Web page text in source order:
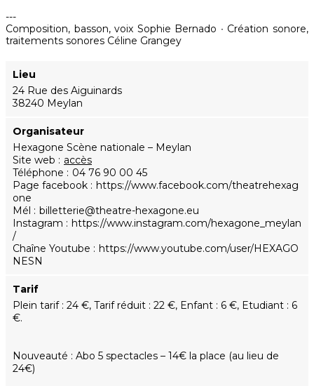
---
Composition, basson, voix Sophie Bernado ∙ Création sonore,
traitements sonores Céline Grangey
Lieu
24 Rue des Aiguinards
38240 Meylan
Organisateur
Hexagone Scène nationale – Meylan
Site web
accès
Téléphone
04 76 90 00 45
Page facebook
https://www.facebook.com/theatrehexag
one
Mél
billetterie@theatre-hexagone.eu
Instagram
https://www.instagram.com/hexagone_meylan
/
Chaîne Youtube
https://www.youtube.com/user/HEXAGO
NESN
Tarif
Plein tarif : 24 €, Tarif réduit : 22 €, Enfant : 6 €, Etudiant : 6
€.
Nouveauté : Abo 5 spectacles – 14€ la place (au lieu de
24€)